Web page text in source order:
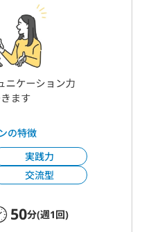
の特徴
実践力
交流型
50分(週1回)